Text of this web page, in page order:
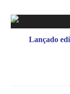
Lançado